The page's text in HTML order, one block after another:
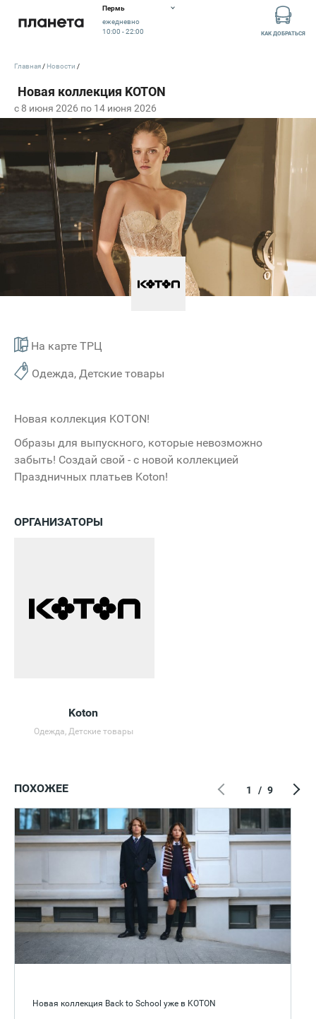
Пермь
ежедневно
10:00 - 22:00
КАК ДОБРАТЬСЯ
c 8 июня 2026 по 14 июня 2026
На карте ТРЦ
Одежда, Детские товары
Главная Новости
Новая коллекция KOTON!
Образы для выпускного, которые невозможно
забыть! Создай свой - с новой коллекцией
Праздничных платьев Koton!
ОРГАНИЗАТОРЫ
Koton
Одежда, Детские товары
ПОХОЖЕЕ
Новая коллекция Back to School уже в KOTON
1 / 9